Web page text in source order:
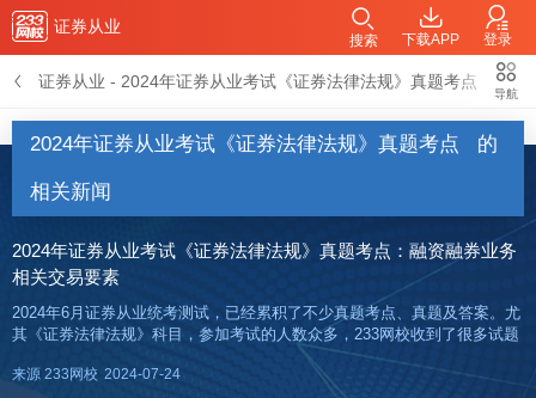
证券从业
下载APP 登录
搜索
证券从业 - 2024年证券从业考试《证券法律法规》真题考点
导航
2024年证券从业考试《证券法律法规》真题考点 的
相关新闻
2024年证券从业考试《证券法律法规》真题考点：融资融券业务
相关交易要素
2024年6月证券从业统考测试，已经累积了不少真题考点、真题及答案。尤
其《证券法律法规》科目，参加考试的人数众多，233网校收到了很多试题
反馈，考过的真题可能再考，即便不考一模一样的，也可能考相同的考
点！总之“万变不离其宗”，刷真题+吃透考点，更能“以不变应万
来源 233网校 2024-07-24